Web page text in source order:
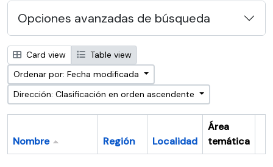
Opciones avanzadas de búsqueda
Card view
Table view
Ordenar por: Fecha modificada
Dirección: Clasificación en orden ascendente
Nombre Región Localidad
Área
temática